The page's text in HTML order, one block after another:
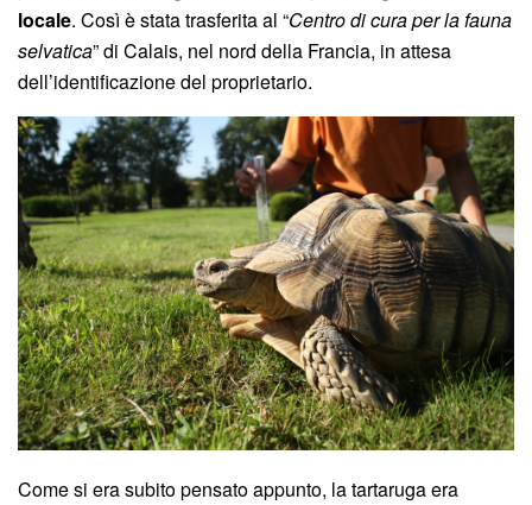
locale. Così è stata trasferita al “Centro di cura per la fauna
selvatica” di Calais, nel nord della Francia, in attesa
dell’identificazione del proprietario.
Come si era subito pensato appunto, la tartaruga era